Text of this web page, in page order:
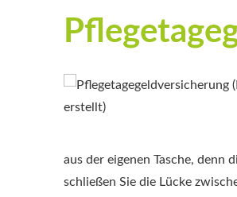
aus der eigenen Tasche, denn
schließen Sie die Lücke